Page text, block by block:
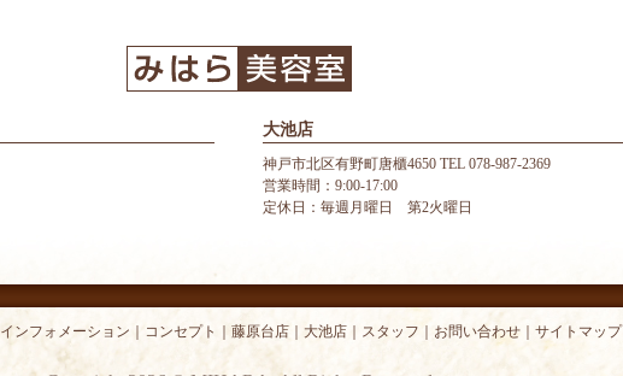
大池店
神戸市北区有野町唐櫃4650 TEL 078-987-2369
営業時間：9:00-17:00
定休日：毎週月曜日 第2火曜日
インフォメーション コンセプト 藤原台店｜ 大池店｜ スタッフ お問い合わせ｜ サイトマップ